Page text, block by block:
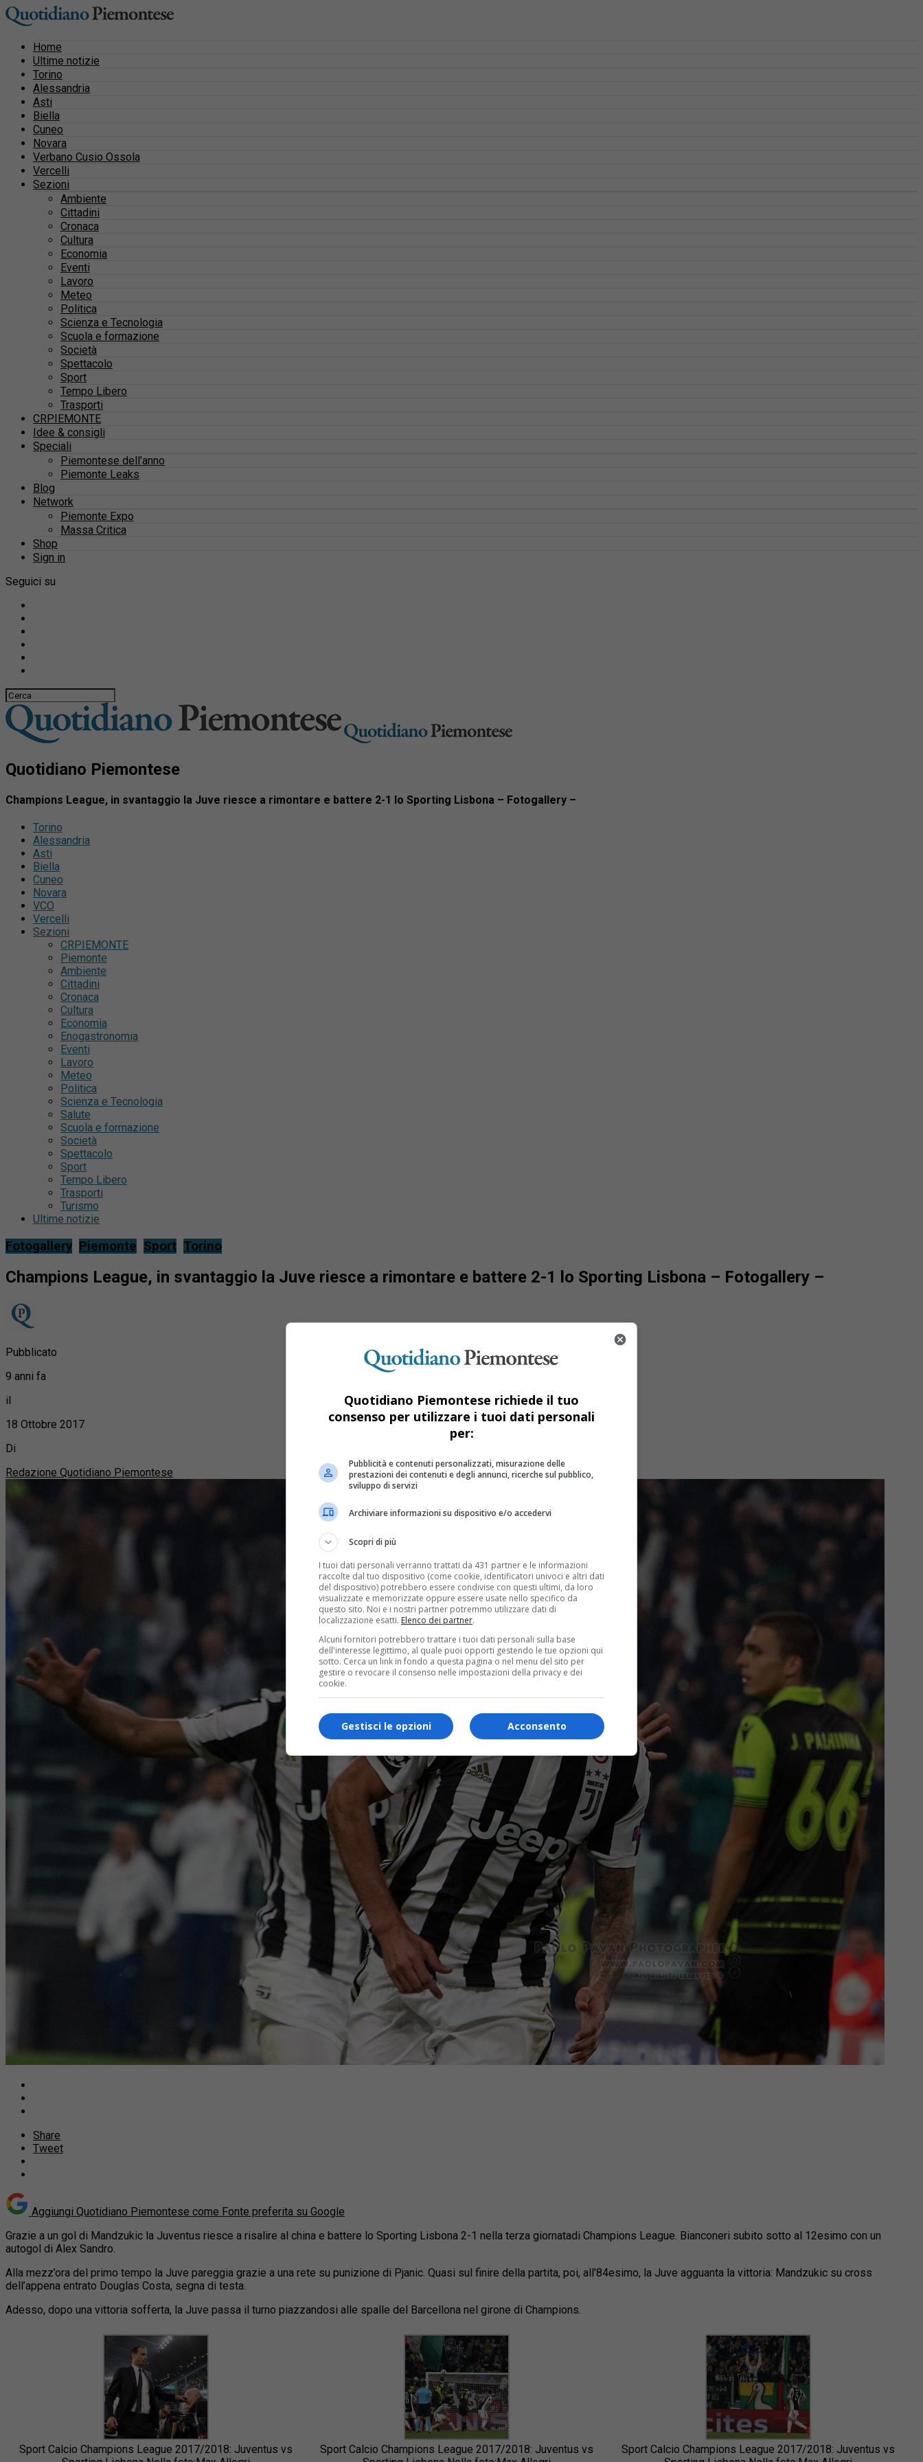
Home
Ultime notizie
Torino
Alessandria
Asti
Biella
Cuneo
Novara
Verbano Cusio Ossola
Vercelli
Sezioni
Ambiente
Cittadini
Cronaca
Cultura
Economia
Eventi
Lavoro
Meteo
Politica
Scienza e Tecnologia
Scuola e formazione
Società
Spettacolo
Sport
Tempo Libero
Trasporti
CRPIEMONTE
Idee & consigli
Speciali
Piemontese dell’anno
Piemonte Leaks
Blog
Network
Piemonte Expo
Massa Critica
Shop
Sign in
Seguici su
Quotidiano Piemontese
Champions League, in svantaggio la Juve riesce a rimontare e battere 2-1 lo Sporting Lisbona – Fotogallery –
Torino
Alessandria
Asti
Biella
Cuneo
Novara
VCO
Vercelli
Sezioni
CRPIEMONTE
Piemonte
Ambiente
Cittadini
Cronaca
Cultura
Economia
Enogastronomia
Eventi
Lavoro
Meteo
Politica
Scienza e Tecnologia
Salute
Scuola e formazione
Società
Spettacolo
Sport
Tempo Libero
Trasporti
Turismo
Ultime notizie
Fotogallery Piemonte Sport Torino
Champions League, in svantaggio la Juve riesce a rimontare e battere 2-1 lo Sporting Lisbona – Fotogallery –
Pubblicato
9 anni fa
il
18 Ottobre 2017
Di
Redazione Quotidiano Piemontese
Share
Tweet
Aggiungi Quotidiano Piemontese come Fonte preferita su Google
Grazie a un gol di Mandzukic la Juventus riesce a risalire al china e battere lo Sporting Lisbona 2-1 nella terza giornatadi Champions League. Bianconeri subito sotto al 12esimo con un
autogol di Alex Sandro.
Alla mezz’ora del primo tempo la Juve pareggia grazie a una rete su punizione di Pjanic. Quasi sul finire della partita, poi, all’84esimo, la Juve agguanta la vittoria: Mandzukic su cross
dell’appena entrato Douglas Costa, segna di testa.
Adesso, dopo una vittoria sofferta, la Juve passa il turno piazzandosi alle spalle del Barcellona nel girone di Champions.
Sport Calcio Champions League 2017/2018: Juventus vs
Sport Calcio Champions League 2017/2018: Juventus vs
Sport Calcio Champions League 2017/2018: Juventus vs
Quotidiano Piemontese richiede il tuo
consenso per utilizzare i tuoi dati personali
per:
Pubblicità e contenuti personalizzati, misurazione delle
prestazioni dei contenuti e degli annunci, ricerche sul pubblico,
sviluppo di servizi
Archiviare informazioni su dispositivo e/o accedervi
Scopri di più
I tuoi dati personali verranno trattati da 431 partner e le informazioni
raccolte dal tuo dispositivo (come cookie, identificatori univoci e altri dati
del dispositivo) potrebbero essere condivise con questi ultimi, da loro
visualizzate e memorizzate oppure essere usate nello specifico da
questo sito. Noi e i nostri partner potremmo utilizzare dati di
localizzazione esatti. Elenco dei partner.
Alcuni fornitori potrebbero trattare i tuoi dati personali sulla base
dell'interesse legittimo, al quale puoi opporti gestendo le tue opzioni qui
sotto. Cerca un link in fondo a questa pagina o nel menu del sito per
gestire o revocare il consenso nelle impostazioni della privacy e dei
cookie.
Acconsento
Gestisci le opzioni